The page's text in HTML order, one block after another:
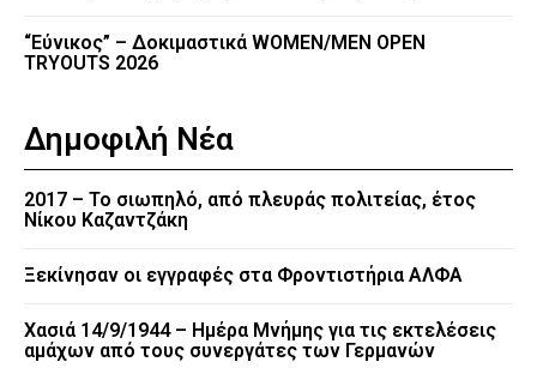
“Εύνικος” – Δοκιμαστικά WOMEN/MEN OPEN
TRYOUTS 2026
Δημοφιλή Νέα
2017 – Το σιωπηλό, από πλευράς πολιτείας, έτος
Νίκου Καζαντζάκη
Ξεκίνησαν οι εγγραφές στα Φροντιστήρια ΑΛΦΑ
Χασιά 14/9/1944 – Ημέρα Μνήμης για τις εκτελέσεις
αμάχων από τους συνεργάτες των Γερμανών